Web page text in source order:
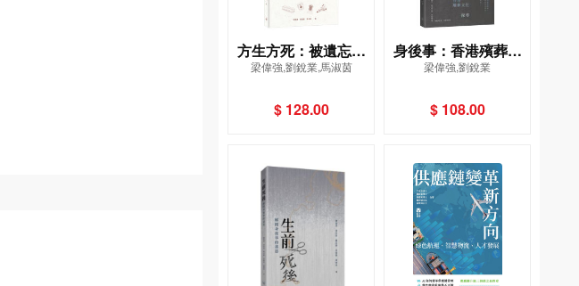
方生方死：被遺忘的
專業
梁偉強,劉銳業,馬淑茵
$ 128.00
身後事：香港殯葬文
化探尋
梁偉強,劉銳業
$ 108.00